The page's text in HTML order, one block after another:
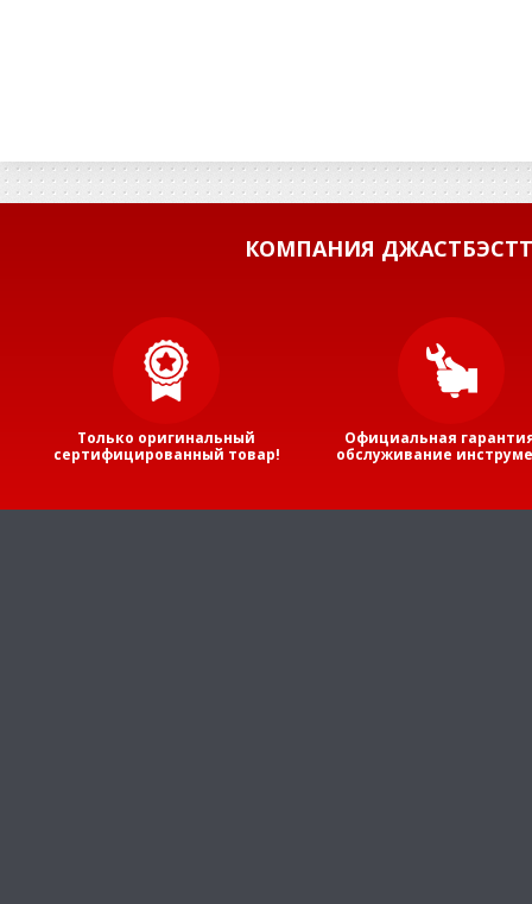
КОМПАНИЯ
Только оригинальный
сертифицированный товар!
Официальная
обслуживание